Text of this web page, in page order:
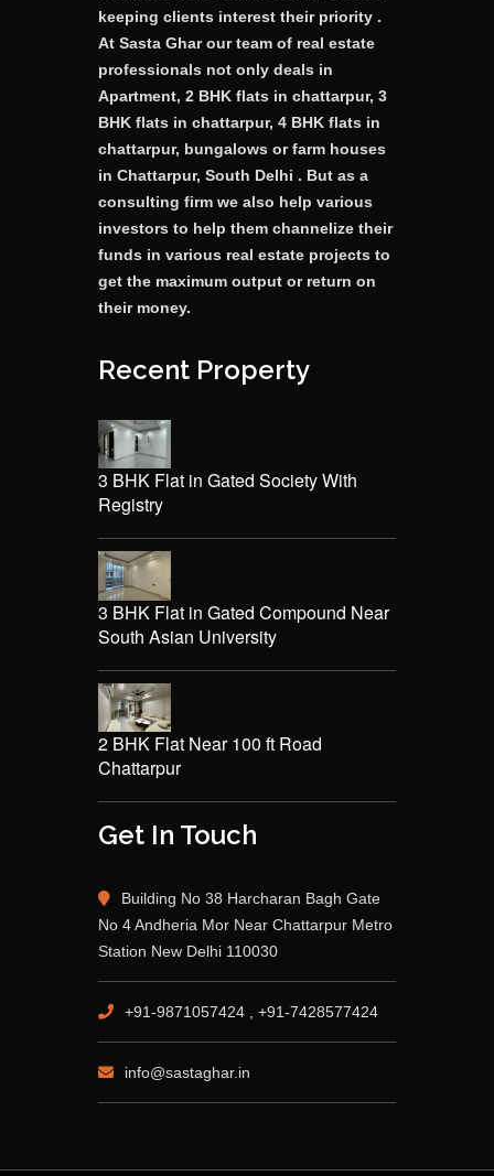
keeping clients interest their priority .
At Sasta Ghar our team of real estate
professionals not only deals in
Apartment, 2 BHK flats in chattarpur, 3
BHK flats in chattarpur, 4 BHK flats in
chattarpur, bungalows or farm houses
in Chattarpur, South Delhi . But as a
consulting firm we also help various
investors to help them channelize their
funds in various real estate projects to
get the maximum output or return on
their money.
Recent Property
3 BHK Flat in Gated Society With
Registry
3 BHK Flat in Gated Compound Near
South Asian University
2 BHK Flat Near 100 ft Road
Chattarpur
Get In Touch
Building No 38 Harcharan Bagh Gate
No 4 Andheria Mor Near Chattarpur Metro
Station New Delhi 110030
+91-9871057424 , +91-7428577424
info@sastaghar.in